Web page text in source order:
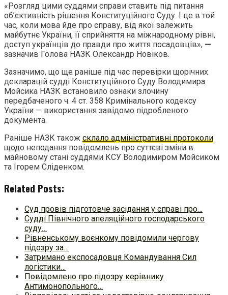
«Розгляд цими суддями справи ставить під питання
об’єктивність рішення Конституційного Суду. І це в той
час, коли мова йде про справу, від якої залежить
майбутнє України, її сприйняття на міжнародному рівні,
доступ українців до правди про життя посадовців», —
зазначив Голова НАЗК Олександр Новіков.
Зазначимо, що ще раніше під час перевірки щорічних
декларацій судді Конституційного Суду Володимира
Мойсика НАЗК встановило ознаки злочину
передбаченого ч. 4 ст. 358 Кримінального кодексу
України — використання завідомо підробленого
документа.
Раніше НАЗК також склало адміністративні протоколи
щодо неподання повідомлень про суттєві зміни в
майновому стані суддями КСУ Володимиром Мойсиком
та Ігорем Сліденком.
Related Posts:
Суд провів підготовче засідання у справі про…
Судді Північного апеляційного господарського
суду…
Рівненському воєнкому повідомили чергову
підозру за…
Затримано експосадовця Командування Сил
логістики…
Повідомлено про підозру керівнику
Антимонопольного…